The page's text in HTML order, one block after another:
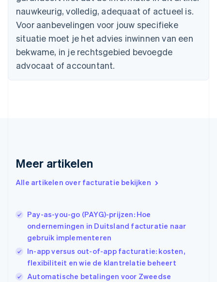
nauwkeurig, volledig, adequaat of actueel is.
Voor aanbevelingen voor jouw specifieke
situatie moet je het advies inwinnen van een
bekwame, in je rechtsgebied bevoegde
advocaat of accountant.
Meer artikelen
Alle artikelen over facturatie bekijken
Pay-as-you-go (PAYG)-prijzen: Hoe
ondernemingen in Duitsland facturatie naar
gebruik implementeren
In-app versus out-of-app facturatie: kosten,
flexibiliteit en wie de klantrelatie beheert
Automatische betalingen voor Zweedse
Canada
EnglishFrançais
Cyprus
English
English
Duitsland
Griekenland
Hongarije
English简体中文
Ierland
English
India
English
Italië
Italiano English